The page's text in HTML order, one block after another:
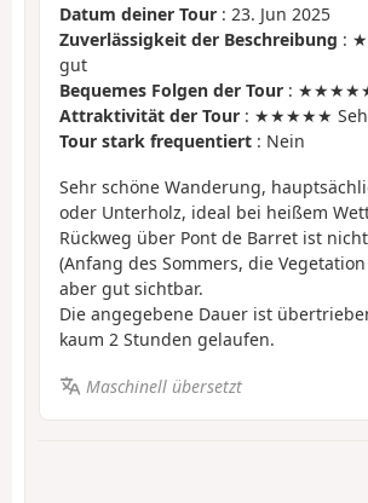
Datum deiner Tour : 23. Jun 2025
Zuverlässigkeit der Beschreibung :
gut
Bequemes Folgen der Tour : ★★★★★
Attraktivität der Tour : ★★★★★
Tour stark frequentiert : Nein
Sehr schöne Wanderung,
oder Unterholz, ideal bei heißem
Rückweg über Pont de Barret ist
(Anfang des Sommers, die
aber gut sichtbar.
Die angegebene Dauer ist
kaum 2 Stunden gelaufen.
Maschinell übersetzt